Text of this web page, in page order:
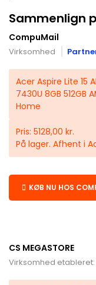
Sammenlign
CompuMail
Virksomhed
Acer Aspire Lite 15
7430U 8GB 512GB
Home
Pris: 5128,00 kr.
På lager. Afhent i
KØB NU HOS
CS MEGASTORE
Virksomhed etableret: